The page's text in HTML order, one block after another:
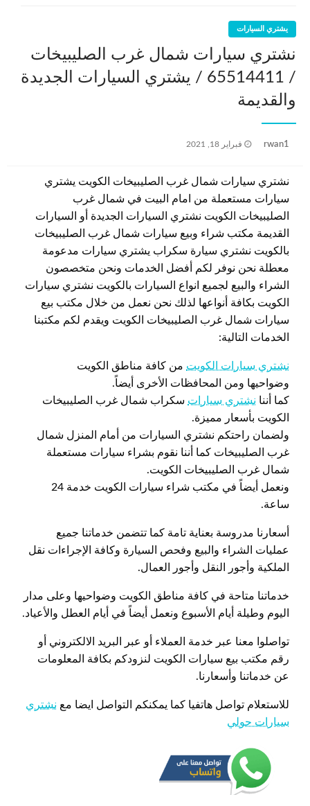
يشتري السيارات
نشتري سيارات شمال غرب الصليبيخات
/ 65514411 / يشتري السيارات الجديدة
والقديمة
rwan1
نُشر
فبراير 18, 2021
نشتري سيارات شمال غرب الصليبيخات الكويت يشتري
سيارات مستعملة من امام البيت في شمال غرب
الصليبيخات الكويت نشتري السيارات الجديدة أو السيارات
القديمة مكتب شراء وبيع سيارات شمال غرب الصليبيخات
بالكويت نشتري سيارة سكراب يشتري سيارات مدعومة
معطلة نحن نوفر لكم أفضل الخدمات ونحن متخصصون
الشراء والبيع لجميع انواع السيارات بالكويت نشتري سيارات
الكويت بكافة أنواعها لذلك نحن نعمل من خلال مكتب بيع
سيارات شمال غرب الصليبيخات الكويت ويقدم لكم مكتبنا
الخدمات التالية:
نشتري سيارات الكويت من كافة مناطق الكويت
وضواحيها ومن المحافظات الأخرى أيضاً.
كما أننا نشتري سيارات سكراب شمال غرب الصليبيخات
الكويت بأسعار مميزة.
ولضمان راحتكم نشتري السيارات من أمام المنزل شمال
غرب الصليبيخات كما أننا نقوم بشراء سيارات مستعملة
شمال غرب الصليبيخات الكويت.
ونعمل أيضاً في مكتب شراء سيارات الكويت خدمة 24
ساعة.
أسعارنا مدروسة بعناية تامة كما تتضمن خدماتنا جميع
عمليات الشراء والبيع وفحص السيارة وكافة الإجراءات نقل
الملكية وأجور النقل وأجور العمال.
خدماتنا متاحة في كافة مناطق الكويت وضواحيها وعلى مدار
اليوم وطيلة أيام الأسبوع ونعمل أيضاً في أيام العطل والأعياد.
تواصلوا معنا عبر خدمة العملاء أو عبر البريد الالكتروني أو
رقم مكتب بيع سيارات الكويت لنزودكم بكافة المعلومات
عن خدماتنا وأسعارنا.
للاستعلام تواصل هاتفيا كما يمكنكم التواصل ايضا مع نشتري
سيارات حولي